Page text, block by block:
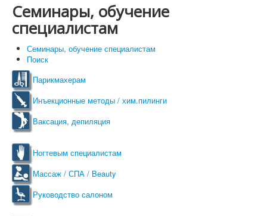
Семинары, обучение
специалистам
Семинары, обучение специалистам
Поиск
Парикмахерам
Инъекционные методы / хим.пилинги
Ваксация, депиляция
Ногтевым специалистам
Массаж / СПА / Beauty
Руководство салоном